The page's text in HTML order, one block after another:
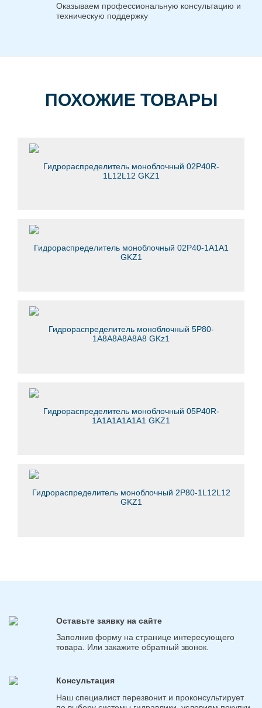
Оказываем профессиональную консультацию и
техническую поддержку
ПОХОЖИЕ ТОВАРЫ
Гидрораспределитель моноблочный 02Р40R-
1L12L12 GKZ1
Гидрораспределитель моноблочный 02Р40-1А1А1
GKZ1
Гидрораспределитель моноблочный 5Р80-
1А8А8А8А8А8 GKz1
Гидрораспределитель моноблочный 05Р40R-
1А1А1A1A1A1 GKZ1
Гидрораспределитель моноблочный 2Р80-1L12L12
GKZ1
Оставьте заявку на сайте
Заполнив форму на странице интересующего
товара. Или закажите обратный звонок.
Консультация
Наш специалист перезвонит и проконсультирует